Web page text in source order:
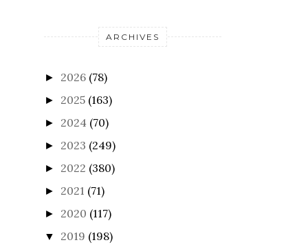
ARCHIVES
► 2026 (78)
► 2025 (163)
► 2024 (70)
► 2023 (249)
► 2022 (380)
► 2021 (71)
► 2020 (117)
▼ 2019 (198)